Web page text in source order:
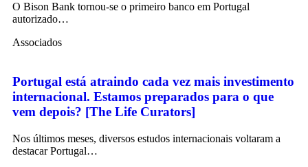
O Bison Bank tornou-se o primeiro banco em Portugal
autorizado…
Associados
Portugal está atraindo cada vez mais investimento
internacional. Estamos preparados para o que
vem depois? [The Life Curators]
Nos últimos meses, diversos estudos internacionais voltaram a
destacar Portugal…